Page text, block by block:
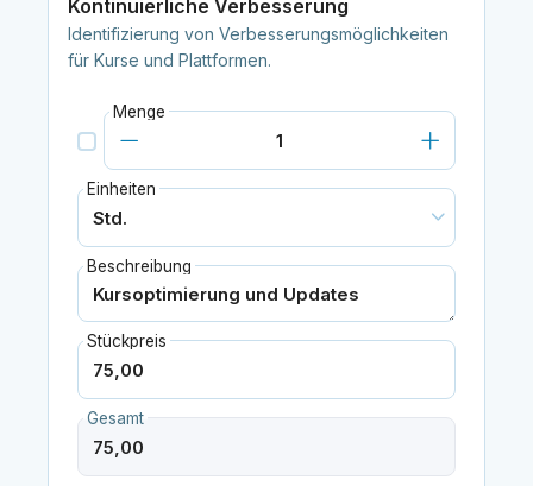
Kontinuierliche Verbesserung
Identifizierung von Verbesserungsmöglichkeiten
für Kurse und Plattformen.
Menge
Einheiten
Beschreibung
Stückpreis
Gesamt